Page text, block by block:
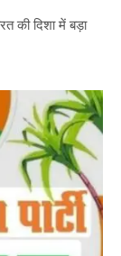
की दिशा में बड़ा